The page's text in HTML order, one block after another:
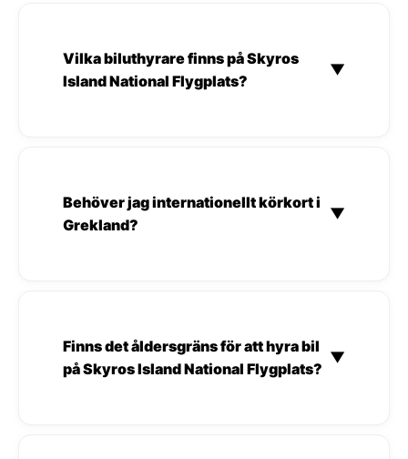
Vilka biluthyrare finns på Skyros
Island National Flygplats?
▼
Behöver jag internationellt körkort i
Grekland?
▼
Finns det åldersgräns för att hyra bil
på Skyros Island National Flygplats?
▼